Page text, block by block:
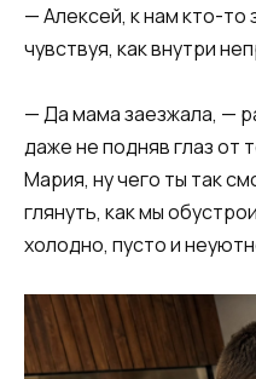
— Алексей, к нам кто-то
чувствуя, как внутри
— Да мама заезжала, —
даже не подняв глаз от
Мария, ну чего ты так
глянуть, как мы
холодно, пусто и